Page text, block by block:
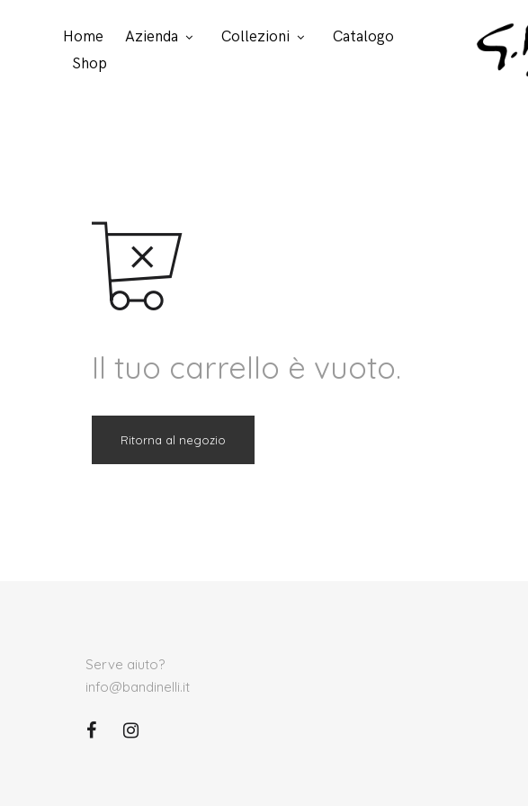
Home Azienda Collezioni
Catalogo
Shop
Il tuo carrello è vuoto.
Ritorna al negozio
Serve aiuto?
info@bandinelli.it